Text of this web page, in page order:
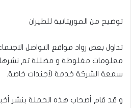
توضيح من الموريتانية للطيران
تداول بعض رواد مواقع التواصل
معلومات مغلوطة و مضللة تم
سمعة الشركة خدمة لأجندات خاصة.
و قد قام أصحاب هذه الحملة بنشر